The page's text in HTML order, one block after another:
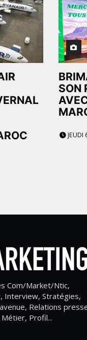
SON
JEUDI
Com/Market/Ntic,
Interview, Stratégies,
Relations
Profil...